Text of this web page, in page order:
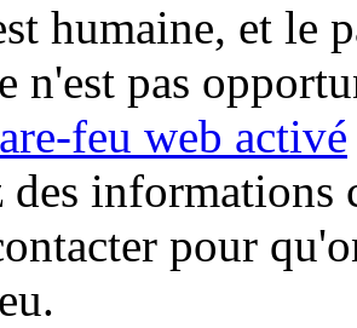
humaine, et le
n'est pas
feu web activé
des informations
pour